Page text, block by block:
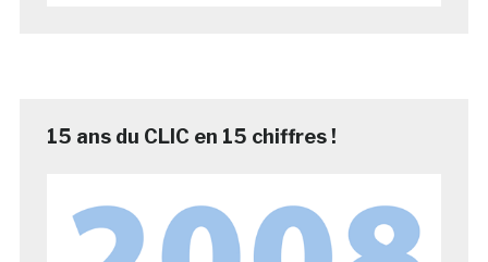
15 ans du CLIC en 15 chiffres !